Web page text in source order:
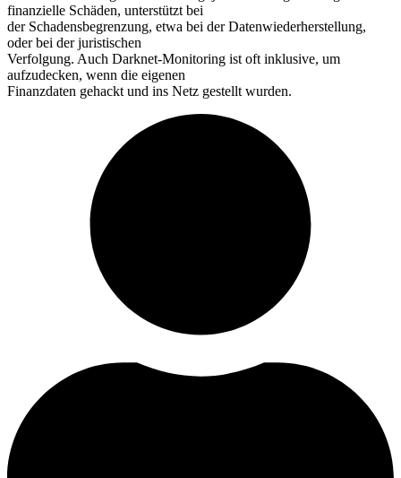
finanzielle Schäden, unterstützt bei
der Schadensbegrenzung, etwa bei der Datenwiederherstellung,
oder bei der juristischen
Verfolgung. Auch Darknet-Monitoring ist oft inklusive, um
aufzudecken, wenn die eigenen
Finanzdaten gehackt und ins Netz gestellt wurden.